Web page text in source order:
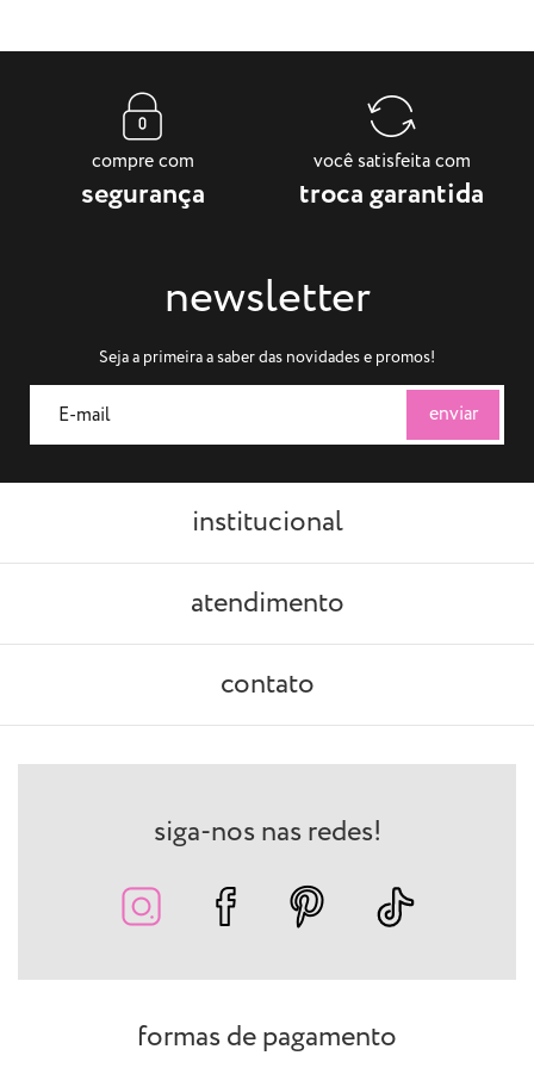
compre com
segurança
você satisfeita com
troca garantida
newsletter
Seja a primeira a saber das novidades e promos!
institucional
atendimento
contato
siga-nos nas redes!
formas de pagamento